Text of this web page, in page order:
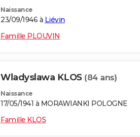
Naissance
23/09/1946 à Liévin
Famille PLOUVIN
Wladyslawa KLOS (84 ans)
Naissance
17/05/1941 à MORAWIANKI POLOGNE
Famille KLOS